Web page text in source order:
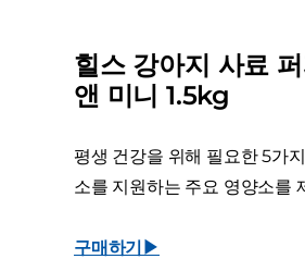
힐스 강아지 사료
앤 미니 1.5kg
평생 건강을 위해 필요한 5가
소를 지원하는 주요 영양소를
구매하기▶